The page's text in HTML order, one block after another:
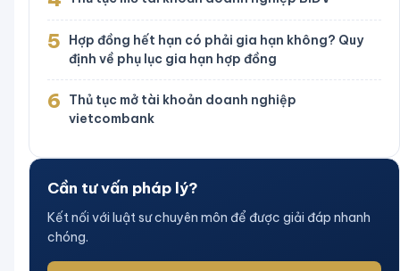
5
Hợp đồng hết hạn có phải gia hạn không? Quy
định về phụ lục gia hạn hợp đồng
6
Thủ tục mở tài khoản doanh nghiệp
vietcombank
Cần tư vấn pháp lý?
Kết nối với luật sư chuyên môn để được giải đáp nhanh
chóng.